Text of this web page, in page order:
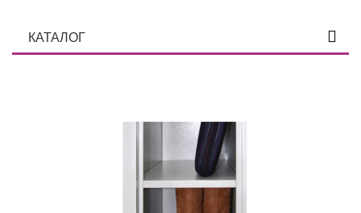
КАТАЛОГ
Тележки и тумбы для инструмента
Тумбы, шкафы и тележки диагностические /